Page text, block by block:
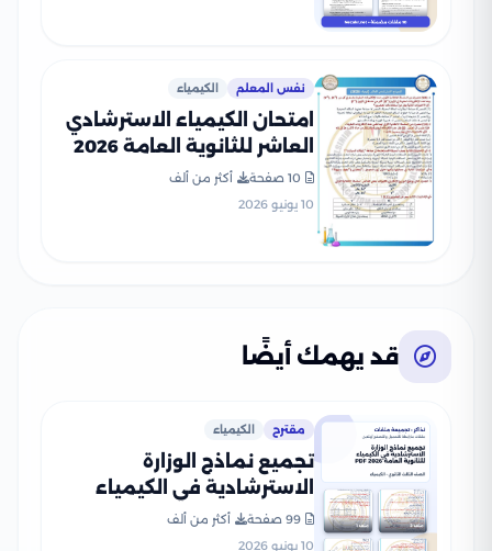
نفس المعلم الكيمياء
امتحان الكيمياء الاسترشادي
العاشر للثانوية العامة 2026
PDF للتدريب على نمط
الأسئلة
10 صفحة
أكثر من ألف
10 يونيو 2026
قد يهمك أيضًا
مقترح الكيمياء
تجميع نماذج الوزارة
الاسترشادية في الكيمياء
للثانوية العامة 2026 PDF
99 صفحة
أكثر من ألف
10 يونيو 2026